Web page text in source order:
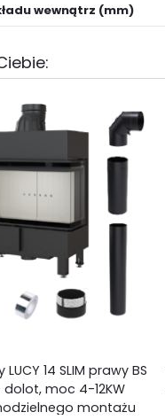
wewnątrz (mm)
14 SLIM prawy BS
moc 4-12KW
montażu